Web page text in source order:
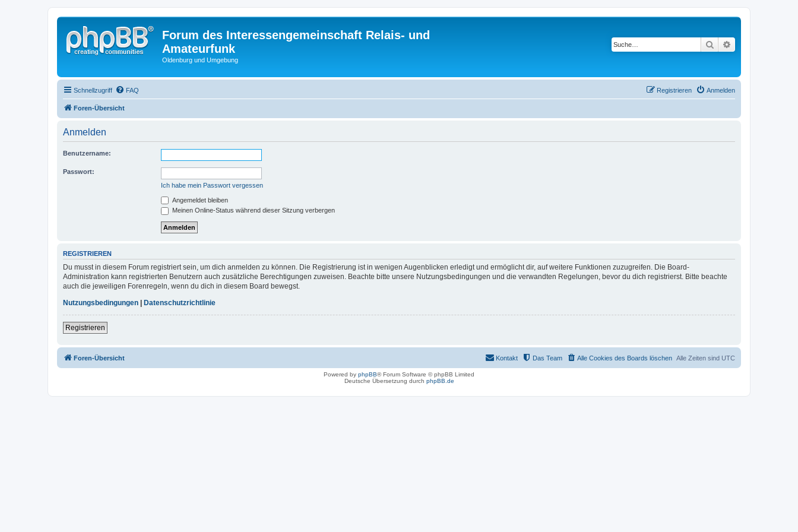
Forum des Interessengemeinschaft Relais- und
Amateurfunk
Oldenburg und Umgebung
Suche
Schnellzugriff FAQ Anmelden
Registrieren
Foren-Übersicht
Anmelden
Benutzername:
Passwort:
Ich habe mein Passwort vergessen
Angemeldet bleiben
Meinen Online-Status während dieser Sitzung verbergen
REGISTRIEREN
Du musst in diesem Forum registriert sein, um dich anmelden zu können. Die Registrierung ist in wenigen Augenblicken erledigt und ermöglicht dir, auf weitere Funktionen zuzugreifen. Die Board-
Administration kann registrierten Benutzern auch zusätzliche Berechtigungen zuweisen. Beachte bitte unsere Nutzungsbedingungen und die verwandten Regelungen, bevor du dich registrierst. Bitte beachte
auch die jeweiligen Forenregeln, wenn du dich in diesem Board bewegst.
Nutzungsbedingungen
Datenschutzrichtlinie
Registrieren
Foren-Übersicht Alle Zeiten sind UTC
Alle Cookies des Boards löschen
Das Team
Kontakt
Powered by phpBB® Forum Software © phpBB Limited
Deutsche Übersetzung durch phpBB.de